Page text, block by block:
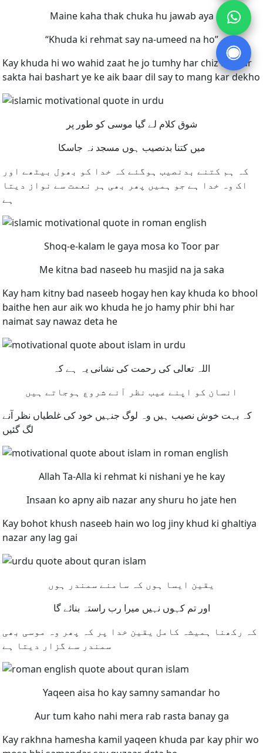
Maine kaha thak chuka hu jawab aya
“Khuda ki rehmat say na-umeed na ho”
Kay khuda hi wo wahid zaat he jo tumhy har chiz ata kar
sakta hai bashart ye ke aik baar dil say to mang kar dekho
شوق کلام لے گیا موسی کو طور پر
میں کتنا بدنصیب ہوں مسجد نہ جاسکا
کہ ہم کتنے بدنصیب ہوگئے کہ خدا کو بھول بیٹھے اور
اک وہ خدا ہے جو ہمیں پھر بھی ہر نعمت سے نواز دیتا
ہے
Shoq-e-kalam le gaya mosa ko Toor par
Me kitna bad naseeb hu masjid na ja saka
Kay ham kitny bad naseeb hogay hen kay khuda ko bhool
baithe hen aur aik wo khuda he jo hamy phir bhi har
naimat say nawaz deta he
اللہ تعالی کی رحمت کی نشانی یہ ہے کہ
انسان کو اپنے عیب نظر آنے شروع ہوجاتے ہیں
کہ بہت خوش نصیب ہیں وہ لوگ جنہیں خود کی غلطیاں نظر آنے
لگ گئیں
Allah Ta-Alla ki rehmat ki nishani ye he kay
Insaan ko apny aib nazar any shuru ho jate hen
Kay bohot khush naseeb hain wo log jiny khud ki ghaltiya
nazar any lag gai
یقین ایسا ہوں کہ سامنے سمندر ہوں
اور تم کہوں نہیں میرا رب راستہ بنائے گا
کہ رکھنا ہمیشہ کامل یقین خدا پر کہ پھر وہ موسی بھی
سمندر سے گزار دیتا ہے
Yaqeen aisa ho kay samny samandar ho
Aur tum kaho nahi mera rab rasta banay ga
Kay rakhna hamesha kamil yaqeen khuda par kay phir wo